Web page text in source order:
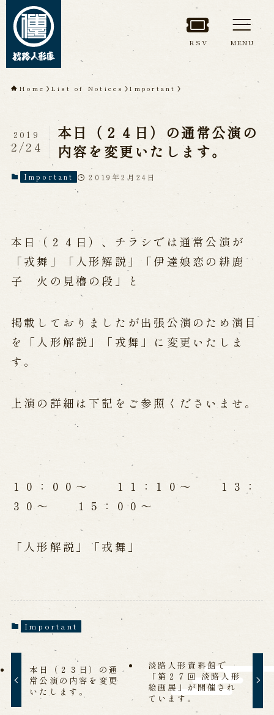
TOP
About Awaji
Ningyoza(Awaji Puppet
Theater)
About ’Awaji Ningyoza'
Living National Treasure, the late
Master Tsuruzawa Tomoji
Origin of the Awaji Ningyoza
People trained at the Awaji
Ningyoza
Performances info
Performance Calendar
Current Performances
Upcoming Performances
Touring show
Touring show
History
Awaji Island and the Myth of the
Birth of the Nation
History of Awaji Ningyo Joruri
Awaji Ningyo Joruri's original
Theater) Spreading
Traditional Performing Arts in
Minami-Awaji City
Usage Info
Opening Dates and Admission
Indoor Introduction
RSV MENU
Home List of Notices Important
本日（２４日）の通常公演の
内容を変更いたします。
2019
2/24
Important 2019年2月24日
本日（２４日）、チラシでは通常公演が
「戎舞」「人形解説」「伊達娘恋の緋鹿
子 火の見櫓の段」と
掲載しておりましたが出張公演のため演目
を「人形解説」「戎舞」に変更いたしま
す。
上演の詳細は下記をご参照くださいませ。
１０：００～ １１：１０～ １３：
３０～ １５：００～
「人形解説」「戎舞」
Important
本日（２３日）の通
常公演の内容を変更
いたします。
淡路人形資料館で
「第２７回 淡路人形
絵画展」が開催され
ています。